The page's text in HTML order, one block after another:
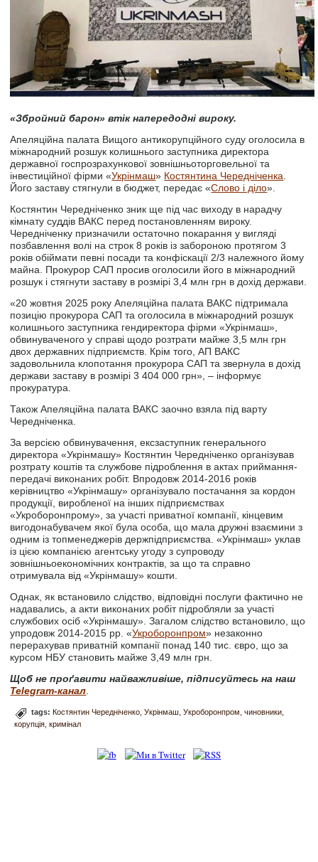
«Збройний барон» втік напередодні вироку.
Апеляційна палата Вищого антикорупційного суду оголосила в
міжнародний розшук колишнього заступника директора
державної госпрозрахункової зовнішньоторговельної та
інвестиційної фірми «Укрінмаш» Костянтина Чередніченка
Його заставу стягнули в бюджет, передає «Слово і діло».
Костянтин Чередніченко зник ще під час виходу в нарадчу
кімнату суддів ВАКС перед постановленням вироку.
Чередніченку призначили остаточно покарання у вигляді
позбавлення волі на строк 8 років із забороною протягом 3
років обіймати певні посади та конфіскації 2/3 належного йому
майна. Прокурор САП просив оголосили його в міжнародний
розшук і стягнути заставу в розмірі 3,4 млн грн в дохід держави.
«20 жовтня 2025 року Апеляційна палата ВАКС підтримала
позицію прокурора САП та оголосила в міжнародний розшук
колишнього заступника гендиректора фірми «Укрінмаш»,
обвинуваченого у справі щодо розтрати майже 3,5 млн грн
двох державних підприємств. Крім того, АП ВАКС
задовольнила клопотання прокурора САП та звернула в дохід
держави заставу в розмірі 3 404 000 грн», – інформує
прокуратура.
Також Апеляційна палата ВАКС заочно взяла під варту
Чередніченка.
За версією обвинувачення, ексзаступник генерального
директора «Укрінмашу» Костянтин Чередніченко організував
розтрату коштів та службове підроблення в актах приймання-
передачі виконаних робіт. Впродовж 2014-2016 років
керівництво «Укрінмашу» організувало постачання за кордон
продукції, виробленої на інших підприємствах
«Укроборонпрому», за участі приватної компанії, кінцевим
вигодонабувачем якої була особа, що мала дружні взаємини з
одним із топменеджерів держпідприємства. «Укрінмаш» уклав
із цією компанією агентську угоду з супроводу
зовнішньоекономічних контрактів, за що та справно
отримувала від «Укрінмашу» кошти.
Однак, як встановило слідство, відповідні послуги фактично не
надавались, а акти виконаних робіт підробляли за участі
службових осіб «Укрінмашу». Загалом слідство встановило, що
упродовж 2014-2015 рр. «Укроборонпром» незаконно
перерахував приватній компанії понад 140 тис. євро, що за
курсом НБУ становить майже 3,49 млн грн.
Щоб не проґавити найважливіше, підписуйтесь на наш
Telegram-канал
tags: Костянтин Чередніченко Укрінмаш Укроборонпром
чиновники
корупція кримінал